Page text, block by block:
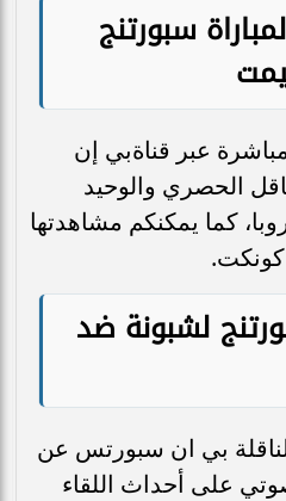
سبورتنج
عبر قناةبي إن
الناقل الحصري والوحيد
كما يمكنكم مشاهدتها
كونكت.
لشبونة ضد
بي ان سبورتس عن
على أحداث اللقاء